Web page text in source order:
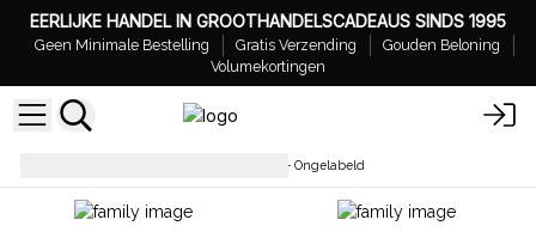
EERLIJKE HANDEL IN GROOTHANDELSCADEAUS SINDS 1995
Geen Minimale Bestelling Gratis Verzending
Gouden Beloning
Volumekortingen
Basisdrageroliën - Ongelabeld